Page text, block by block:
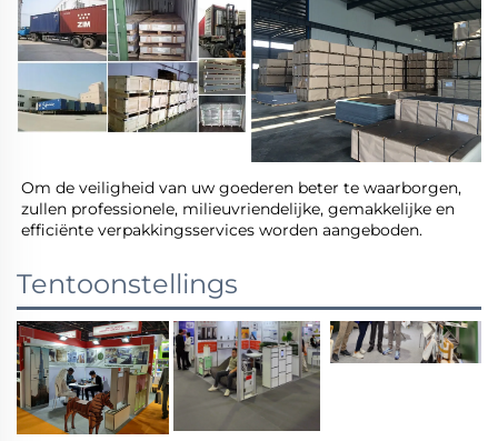
Om de veiligheid van uw goederen beter te waarborgen,
zullen professionele, milieuvriendelijke, gemakkelijke en
efficiënte verpakkingsservices worden aangeboden.
Tentoonstellings